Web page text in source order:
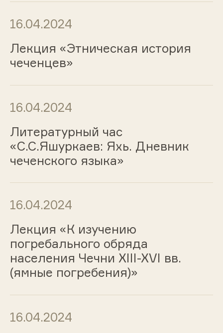
16.04.2024
Лекция «Этническая история
чеченцев»
16.04.2024
Литературный час
«С.С.Яшуркаев: Яхь. Дневник
чеченского языка»
16.04.2024
Лекция «К изучению
погребального обряда
населения Чечни XIII-XVI вв.
(ямные погребения)»
16.04.2024